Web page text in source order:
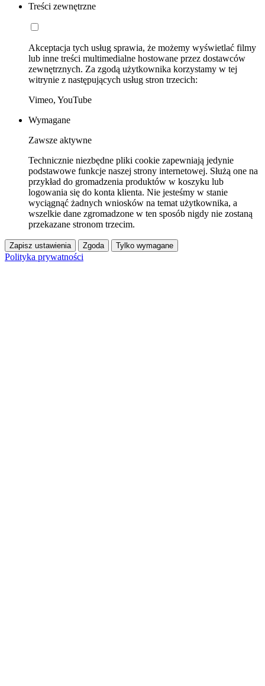
Treści zewnętrzne
Akceptacja tych usług sprawia, że możemy wyświetlać filmy
lub inne treści multimedialne hostowane przez dostawców
zewnętrznych. Za zgodą użytkownika korzystamy w tej
witrynie z następujących usług stron trzecich:
Vimeo, YouTube
Wymagane
Zawsze aktywne
Technicznie niezbędne pliki cookie zapewniają jedynie
podstawowe funkcje naszej strony internetowej. Służą one na
przykład do gromadzenia produktów w koszyku lub
logowania się do konta klienta. Nie jesteśmy w stanie
wyciągnąć żadnych wniosków na temat użytkownika, a
wszelkie dane zgromadzone w ten sposób nigdy nie zostaną
przekazane stronom trzecim.
Zapisz ustawienia Zgoda Tylko wymagane
Polityka prywatności